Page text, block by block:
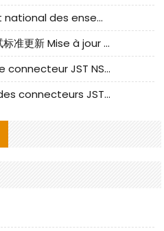
Analyse du remplacement national des ensembles de câbles à fréquence élevée I-PEX
CLIFF参照下的国产连接器测试标准更新 Mise à jour des normes de test des connecteurs nationaux sous la référence CLIFF
Connecteur JST - Fournit le connecteur JST NSHR-02V-S original | Équivalent
Connecteur JST - Fournit des connecteurs JST GHR-09V-S authentiques et des produits de remplacement|